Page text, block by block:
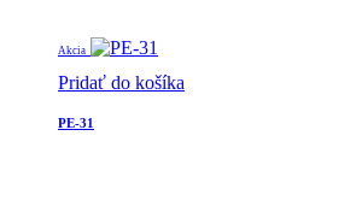
Akcia
Pridať do košíka
PE-31